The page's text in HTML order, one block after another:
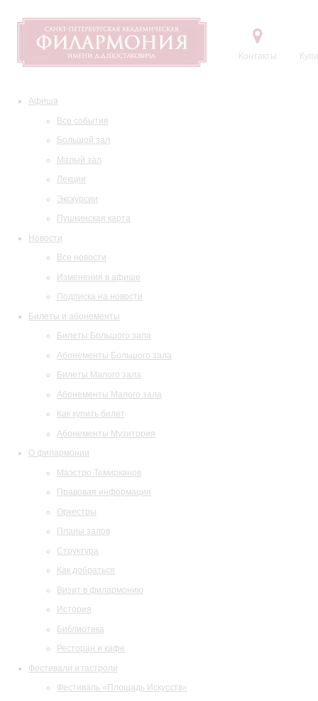
Контакты
Афиша
Все события
Большой зал
Малый зал
Лекции
Экскурсии
Пушкинская карта
Новости
Все новости
Изменения в афише
Подписка на новости
Билеты и абонементы
Билеты Большого зала
Абонементы Большого зала
Билеты Малого зала
Абонементы Малого зала
Как купить билет
Абонементы Музитория
О филармонии
Маэстро Темирканов
Правовая информация
Оркестры
Планы залов
Структура
Как добраться
Визит в филармонию
История
Библиотека
Ресторан и кафе
Фестивали и гастроли
Фестиваль «Площадь Искусств»